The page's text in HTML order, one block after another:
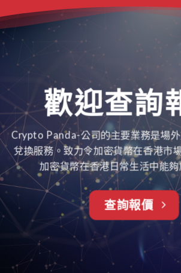
歡迎查詢
Crypto Panda-公司的主要業務是場
兌換服務。致⼒令加密貨幣在香港市
加密貨幣在香港⽇常⽣活中能
查詢報價